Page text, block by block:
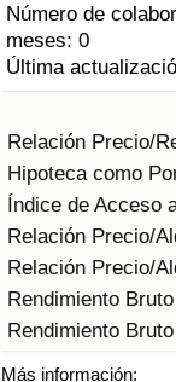
Número de
meses: 0
Última
Relación Precio/
Hipoteca como
Índice de Acceso
Relación Precio/
Relación Precio/
Rendimiento
Rendimiento
Más información:
Índice de Sanidad
Índice de
Índice de
Índice de